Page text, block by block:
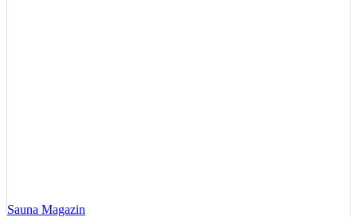
Sauna Magazin